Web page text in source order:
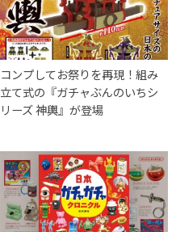
コンプしてお祭りを再現！組み
立て式の『ガチャぶんのいちシ
リーズ 神輿』が登場